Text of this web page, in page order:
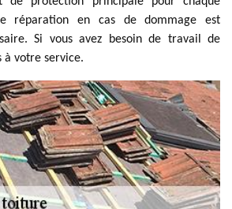
réparation en cas de dommage est
Si vous avez besoin de travail de
à votre service.